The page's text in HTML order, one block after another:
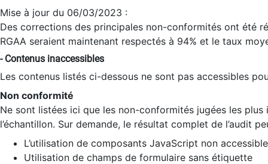
Mise à jour du 06/03/2023 :
Des corrections des principales non-conformités ont été
RGAA seraient maintenant respectés à 94% et le taux
- Contenus inaccessibles
Les contenus listés ci-dessous ne sont pas accessibles
Non conformité
Ne sont listées ici que les non-conformités jugées les
l’échantillon. Sur demande, le résultat complet de l’audit
L’utilisation de composants JavaScript non
Utilisation de champs de formulaire sans étiquette